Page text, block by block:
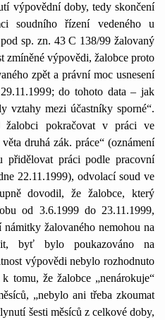
výpovědní doby, tedy skončení
soudního řízení vedeného u
sp. zn. 43 C 138/99 žalovaný
zmíněné výpovědi, žalobce proto
zpět a právní moc usnesení
do tohoto data – jak
vztahy mezi účastníky sporné“.
žalobci pokračovat v práci ve
druhá zák. práce“ (oznámení
práci podle pracovní
22.11.1999), odvolací soud ve
dovodil, že žalobce, který
od 3.6.1999 do 23.11.1999,
žalovaného nemohou na
byť bylo poukazováno na
výpovědi nebylo rozhodnuto
tomu, že žalobce „nenárokuje“
„nebylo ani třeba zkoumat
šesti měsíců z celkové doby,